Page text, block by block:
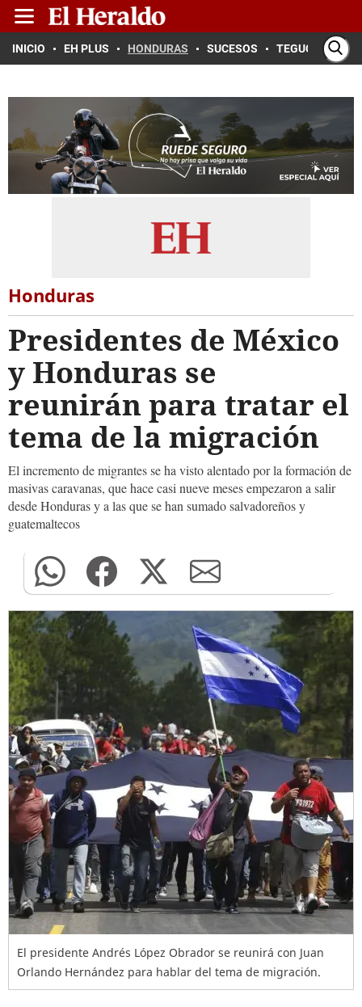
INICIO EH PLUS HONDURAS SUCESOS TEGUCIGALPA
Honduras
Presidentes de México
y Honduras se
reunirán para tratar el
tema de la migración
El incremento de migrantes se ha visto alentado por la formación de
masivas caravanas, que hace casi nueve meses empezaron a salir
desde Honduras y a las que se han sumado salvadoreños y
guatemaltecos
El presidente Andrés López Obrador se reunirá con Juan
Orlando Hernández para hablar del tema de migración.